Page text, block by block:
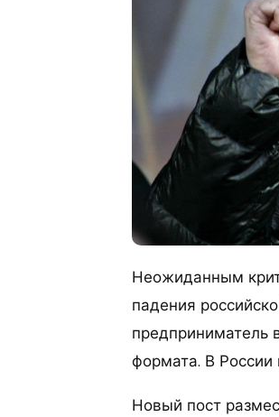
Неожиданным
падения
предприниматель
формата. В России
Новый пост